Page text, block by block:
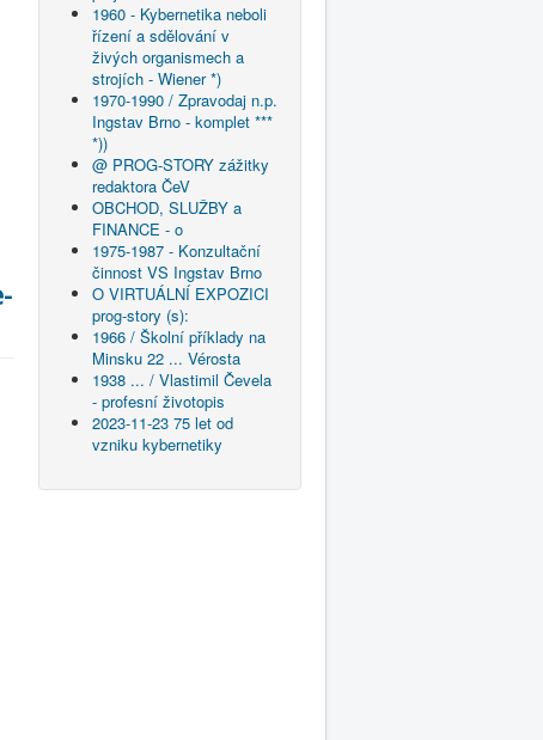
1960 - Kybernetika neboli
řízení a sdělování v
živých organismech a
strojích - Wiener *)
1970-1990 / Zpravodaj n.p.
Ingstav Brno - komplet ***
*))
@ PROG-STORY zážitky
redaktora ČeV
OBCHOD, SLUŽBY a
FINANCE - o
1975-1987 - Konzultační
činnost VS Ingstav Brno
O VIRTUÁLNÍ EXPOZICI
prog-story (s):
1966 / Školní příklady na
Minsku 22 ... Vérosta
1938 ... / Vlastimil Čevela
- profesní životopis
2023-11-23 75 let od
vzniku kybernetiky